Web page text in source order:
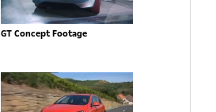
GT Concept Footage